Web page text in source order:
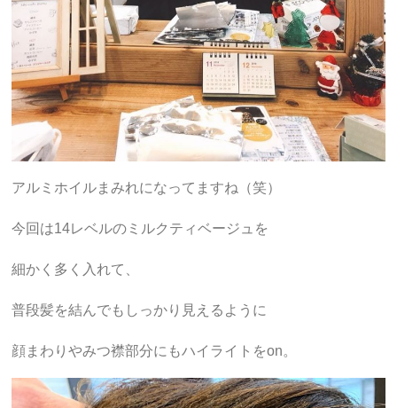
アルミホイルまみれになってますね（笑）
今回は14レベルのミルクティベージュを
細かく多く入れて、
普段髪を結んでもしっかり見えるように
顔まわりやみつ襟部分にもハイライトをon。